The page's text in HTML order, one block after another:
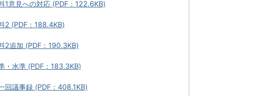
1意見への対応 (PDF：122.6KB)
2 (PDF：188.4KB)
2追加 (PDF：190.3KB)
・水準 (PDF：183.3KB)
回議事録 (PDF：408.1KB)